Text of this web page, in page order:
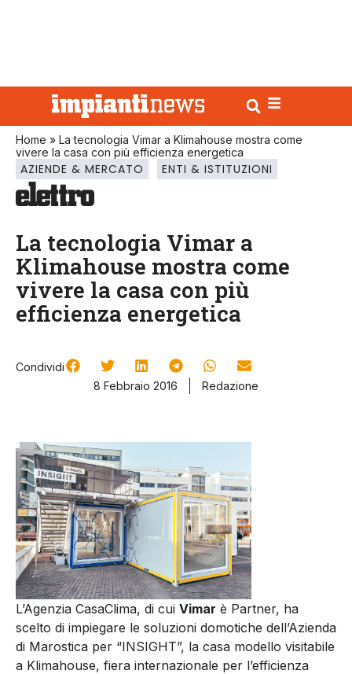
Home » La tecnologia Vimar a Klimahouse mostra come
vivere la casa con più efficienza energetica
AZIENDE & MERCATO ENTI & ISTITUZIONI
La tecnologia Vimar a
Klimahouse mostra come
vivere la casa con più
efficienza energetica
Condividi
8 Febbraio 2016
Redazione
L’Agenzia CasaClima, di cui Vimar è Partner, ha
scelto di impiegare le soluzioni domotiche dell’Azienda
di Marostica per “INSIGHT”, la casa modello visitabile
a Klimahouse, fiera internazionale per l’efficienza